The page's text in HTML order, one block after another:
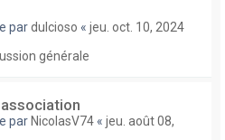
pardulcioso « jeu. oct. 10, 2024
générale
par NicolasV74 « jeu. août 08,